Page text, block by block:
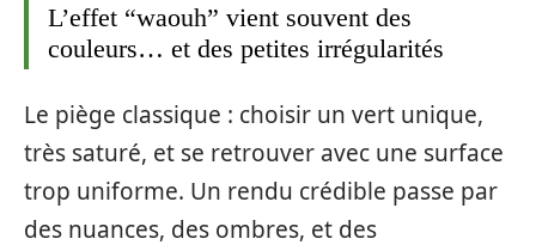
L’effet “waouh” vient souvent des
couleurs… et des petites irrégularités
Le piège classique : choisir un vert unique,
très saturé, et se retrouver avec une surface
trop uniforme. Un rendu crédible passe par
des nuances, des ombres, et des